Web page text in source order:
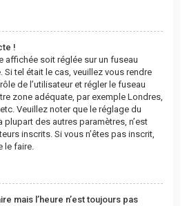
!
affichée soit réglée sur un fuseau
tel était le cas, veuillez vous rendre
de l’utilisateur et régler le fuseau
zone adéquate, par exemple Londres,
Veuillez noter que le réglage du
des autres paramètres, n’est
inscrits. Si vous n’êtes pas inscrit,
le faire.
mais l’heure n’est toujours pas